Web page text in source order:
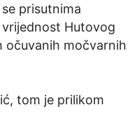
prisutnima
Hutovog
očuvanih močvarnih
tom je prilikom